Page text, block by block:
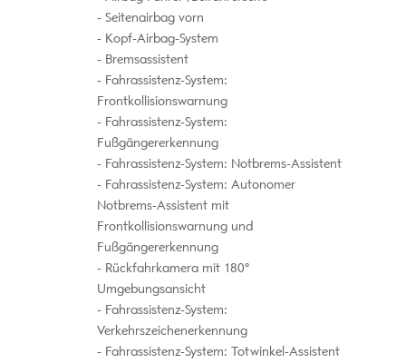
Seitenairbag vorn
Kopf-Airbag-System
Bremsassistent
Fahrassistenz-System:
Frontkollisionswarnung
Fahrassistenz-System:
Fußgängererkennung
Fahrassistenz-System: Notbrems-Assistent
Fahrassistenz-System: Autonomer
Notbrems-Assistent mit
Frontkollisionswarnung und
Fußgängererkennung
Rückfahrkamera mit 180°
Umgebungsansicht
Fahrassistenz-System:
Verkehrszeichenerkennung
Fahrassistenz-System: Totwinkel-Assistent